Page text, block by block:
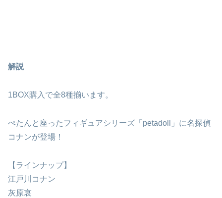
解説
1BOX購入で全8種揃います。
ぺたんと座ったフィギュアシリーズ「petadoll」に名探偵
コナンが登場！
【ラインナップ】
江戸川コナン
灰原哀